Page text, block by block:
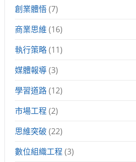
創業體悟(7)
商業思維 (16)
執行策略(11)
媒體報導(3)
學習道路(12)
市場工程 (2)
思維突破 (22)
數位組織工程 (3)